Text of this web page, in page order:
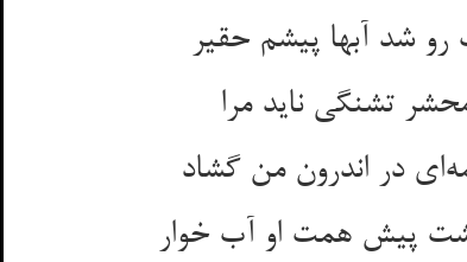
شد آبها پیشم حقیر
تشنگی ناید مرا
در اندرون من گشاد
پیش همت او آب خوار